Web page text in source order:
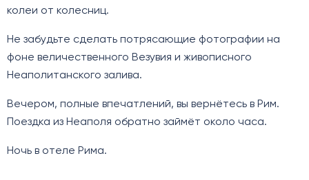
колеи от колесниц.
Не забудьте сделать потрясающие фотографии на
фоне величественного Везувия и живописного
Неаполитанского залива.
Вечером, полные впечатлений, вы вернётесь в Рим.
Поездка из Неаполя обратно займёт около часа.
Ночь в отеле Рима.